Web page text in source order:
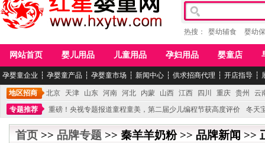
热搜： 婴幼辅食 婴幼
网站首页 婴儿用品 儿童用品 孕妇用品 婴童店
孕婴童企业 ┆ 孕婴童产品 ┆ 孕婴童市场 ┆ 新闻中心 ┆ 供求招商代理 ┆ 开店指导 ┆
地区招商 北京 天津 山东 河南 河北 内蒙 山西 江西 四川 重庆 贵州
云
专题推荐
重磅！央视专题报道童程童美，第二届少儿编程节获高度评价
冬天
不能再单纯地销售产品,而要向增强服务转型,毕竟母婴产品比较特殊。”
妇幼广场
首页 >> 品牌专题 >> 秦羊羊奶粉 >> 品牌新闻 >>